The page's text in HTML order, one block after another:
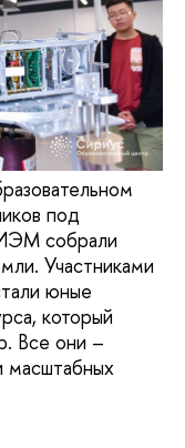
под
собрали
Участниками
юные
который
Все они –
масштабных